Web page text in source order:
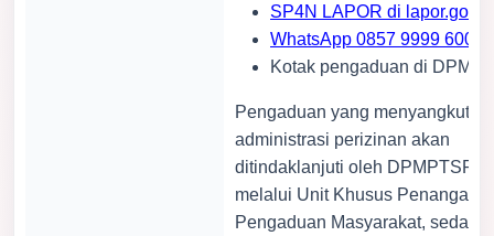
SP4N LAPOR di lapor.go.id
WhatsApp 0857 9999 6000
Kotak pengaduan di
Pengaduan yang menyangkut
administrasi perizinan akan
ditindaklanjuti oleh DPMPTSP
melalui Unit Khusus
Pengaduan Masyarakat,